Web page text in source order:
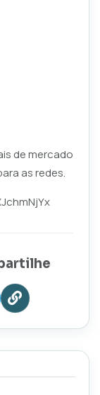
de mercado
as redes.